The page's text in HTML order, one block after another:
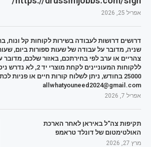
אפריל 25, 2026
שניה, מדובר על עבודה של שעות ספורות ביום,
צהריים או ערב לפי בחירתכם, באזור שלכם, מדובר
25000 בחודש, ניתן לשלוח קורות חיים או פניות
allwhatyouneed2024@gmail.com
אפריל 7, 2026
תקיפות צה"ל באיראן לאחר הארכת
האולטימטום של דונלד טראמפ
מרץ 27, 2026